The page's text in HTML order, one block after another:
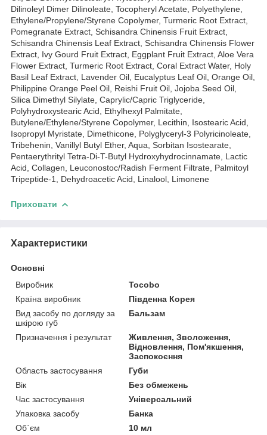
Dilinoleyl Dimer Dilinoleate, Tocopheryl Acetate, Polyethylene,
Ethylene/Propylene/Styrene Copolymer, Turmeric Root Extract,
Pomegranate Extract, Schisandra Chinensis Fruit Extract,
Schisandra Chinensis Leaf Extract, Schisandra Chinensis Flower
Extract, Ivy Gourd Fruit Extract, Eggplant Fruit Extract, Aloe Vera
Flower Extract, Turmeric Root Extract, Coral Extract Water, Holy
Basil Leaf Extract, Lavender Oil, Eucalyptus Leaf Oil, Orange Oil,
Philippine Orange Peel Oil, Reishi Fruit Oil, Jojoba Seed Oil,
Silica Dimethyl Silylate, Caprylic/Capric Triglyceride,
Polyhydroxystearic Acid, Ethylhexyl Palmitate,
Butylene/Ethylene/Styrene Copolymer, Lecithin, Isostearic Acid,
Isopropyl Myristate, Dimethicone, Polyglyceryl-3 Polyricinoleate,
Tribehenin, Vanillyl Butyl Ether, Aqua, Sorbitan Isostearate,
Pentaerythrityl Tetra-Di-T-Butyl Hydroxyhydrocinnamate, Lactic
Acid, Collagen, Leuconostoc/Radish Ferment Filtrate, Palmitoyl
Tripeptide-1, Dehydroacetic Acid, Linalool, Limonene
Приховати
Характеристики
Основні
Виробник
Tocobo
Країна виробник
Південна Корея
Вид засобу по догляду за
шкірою губ
Бальзам
Призначення і результат
Живлення, Зволоження,
Відновлення, Пом'якшення,
Заспокоєння
Область застосування
Губи
Вік
Без обмежень
Час застосування
Універсальний
Упаковка засобу
Банка
Об`єм
10 мл